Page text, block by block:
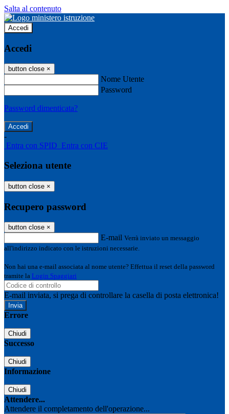
Salta al contenuto
Accedi
Accedi
button close ×
Nome Utente
Password
Password dimenticata?
-
Entra con SPID Entra con CIE
Seleziona utente
button close ×
Recupero password
button close ×
E-mail Verrà inviato un messaggio
all'indirizzo indicato con le istruzioni necessarie.
Non hai una e-mail associata al nome utente? Effettua il reset della password
tramite la Login Spaggiari
E-mail inviata, si prega di controllare la casella di posta elettronica!
Errore
Chiudi
Successo
Chiudi
Informazione
Chiudi
Attendere...
Attendere il completamento dell'operazione...